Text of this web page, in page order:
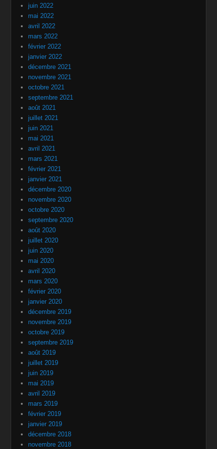
juin 2022
mai 2022
avril 2022
mars 2022
février 2022
janvier 2022
décembre 2021
novembre 2021
octobre 2021
septembre 2021
août 2021
juillet 2021
juin 2021
mai 2021
avril 2021
mars 2021
février 2021
janvier 2021
décembre 2020
novembre 2020
octobre 2020
septembre 2020
août 2020
juillet 2020
juin 2020
mai 2020
avril 2020
mars 2020
février 2020
janvier 2020
décembre 2019
novembre 2019
octobre 2019
septembre 2019
août 2019
juillet 2019
juin 2019
mai 2019
avril 2019
mars 2019
février 2019
janvier 2019
décembre 2018
novembre 2018